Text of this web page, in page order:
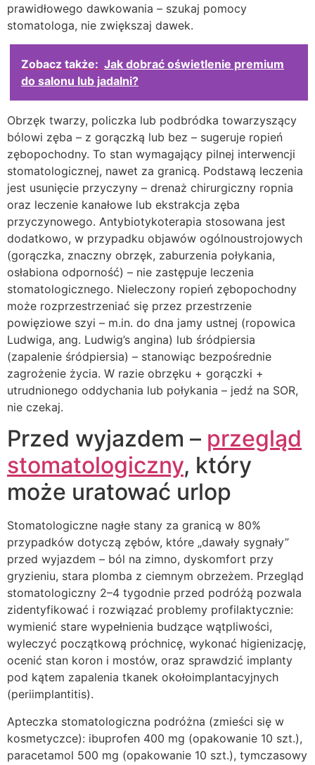
prawidłowego dawkowania – szukaj pomocy
stomatologa, nie zwiększaj dawek.
Zobacz także: Jak dobrać oświetlenie premium
do salonu lub jadalni?
Obrzęk twarzy, policzka lub podbródka towarzyszący
bólowi zęba – z gorączką lub bez – sugeruje ropień
zębopochodny. To stan wymagający pilnej interwencji
stomatologicznej, nawet za granicą. Podstawą leczenia
jest usunięcie przyczyny – drenaż chirurgiczny ropnia
oraz leczenie kanałowe lub ekstrakcja zęba
przyczynowego. Antybiotykoterapia stosowana jest
dodatkowo, w przypadku objawów ogólnoustrojowych
(gorączka, znaczny obrzęk, zaburzenia połykania,
osłabiona odporność) – nie zastępuje leczenia
stomatologicznego. Nieleczony ropień zębopochodny
może rozprzestrzeniać się przez przestrzenie
powięziowe szyi – m.in. do dna jamy ustnej (ropowica
Ludwiga, ang. Ludwig’s angina) lub śródpiersia
(zapalenie śródpiersia) – stanowiąc bezpośrednie
zagrożenie życia. W razie obrzęku + gorączki +
utrudnionego oddychania lub połykania – jedź na SOR,
nie czekaj.
Przed wyjazdem – przegląd
stomatologiczny, który
może uratować urlop
Stomatologiczne nagłe stany za granicą w 80%
przypadków dotyczą zębów, które „dawały sygnały”
przed wyjazdem – ból na zimno, dyskomfort przy
gryzieniu, stara plomba z ciemnym obrzeżem. Przegląd
stomatologiczny 2–4 tygodnie przed podróżą pozwala
zidentyfikować i rozwiązać problemy profilaktycznie:
wymienić stare wypełnienia budzące wątpliwości,
wyleczyć początkową próchnicę, wykonać higienizację,
ocenić stan koron i mostów, oraz sprawdzić implanty
pod kątem zapalenia tkanek okołoimplantacyjnych
(periimplantitis).
Apteczka stomatologiczna podróżna (zmieści się w
kosmetyczce): ibuprofen 400 mg (opakowanie 10 szt.),
paracetamol 500 mg (opakowanie 10 szt.), tymczasowy